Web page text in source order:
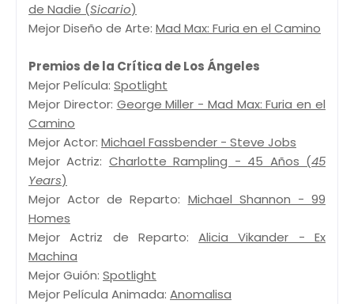
de Nadie (Sicario)
Mejor Diseño de Arte: Mad Max: Furia en el Camino
Premios de la Crítica de Los Ángeles
Mejor Película: Spotlight
Mejor Director: George Miller - Mad Max: Furia en el
Camino
Mejor Actor: Michael Fassbender - Steve Jobs
Mejor Actriz: Charlotte Rampling - 45 Años (45
Years)
Mejor Actor de Reparto: Michael Shannon - 99
Homes
Mejor Actriz de Reparto:Alicia Vikander - Ex
Machina
Mejor Guión: Spotlight
Mejor Película Animada: Anomalisa